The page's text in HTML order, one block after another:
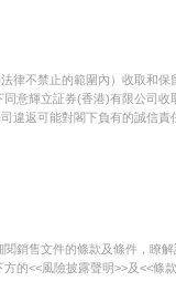
律不禁止的範圍內）收取和
意輝立証券(香港)有限公司
違返可能對閣下負有的誠信責
銷售文件的條款及條件，瞭
的<<風險披露聲明>>及<<條款